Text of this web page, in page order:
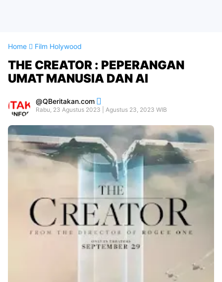
Home Film Holywood
THE CREATOR : PEPERANGAN
UMAT MANUSIA DAN AI
QBeritakan.com
Rabu, 23 Agustus 2023 | Agustus 23, 2023 WIB